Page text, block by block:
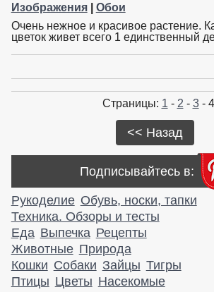
Изображения| Обои
Очень нежное и красивое растение.
цветок живет всего 1 единственный
Страницы: 1 - 2 - 3- 4
<< Назад
Подписывайтесь в:
Рукоделие Обувь, носки, тапки
Техника. Обзоры и тесты
Еда Выпечка Рецепты
Животные Природа
Кошки Собаки Зайцы Тигры
Птицы Цветы Насекомые